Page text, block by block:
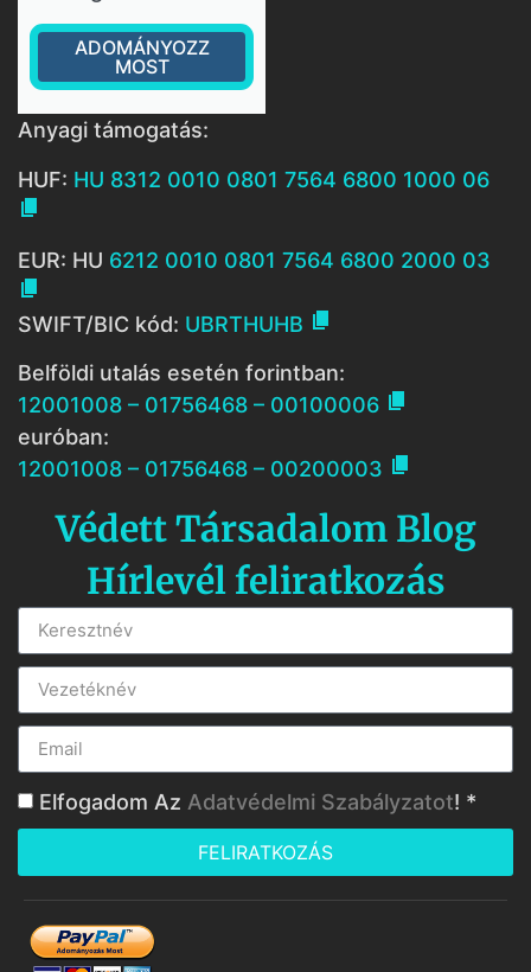
ADOMÁNYOZZ
MOST
Anyagi támogatás:
HUF: HU 8312 0010 0801 7564 6800 1000 06

EUR: HU 6212 0010 0801 7564 6800 2000 03

SWIFT/BIC kód: UBRTHUHB 
Belföldi utalás esetén forintban:
12001008 – 01756468 – 00100006 
euróban:
12001008 – 01756468 – 00200003 
Védett Társadalom Blog
Hírlevél feliratkozás
Elfogadom Az Adatvédelmi Szabályzatot! *
FELIRATKOZÁS